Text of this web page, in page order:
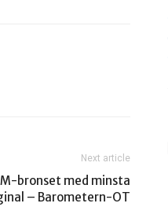
Next article
bronset med minsta
– Barometern-OT